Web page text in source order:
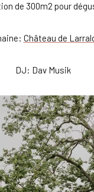
de 300m2 pour
Château de
DJ: Dav Musik